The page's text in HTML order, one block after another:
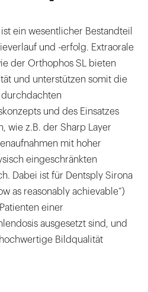
ein wesentlicher Bestandteil
und -erfolg. Extraorale
der Orthophos SL bieten
und unterstützen somit die
und des Einsatzes
wie z.B. der Sharp Layer
mit hoher
eingeschränkten
Dabei ist für Dentsply Sirona
as reasonably achievable“)
einer
ausgesetzt sind, und
Bildqualität